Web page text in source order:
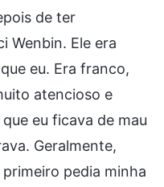
de ter
Wenbin. Ele era
eu. Era franco,
atencioso e
eu ficava de mau
Geralmente,
pedia minha